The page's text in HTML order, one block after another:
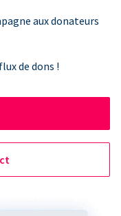
aux donateurs
de dons !